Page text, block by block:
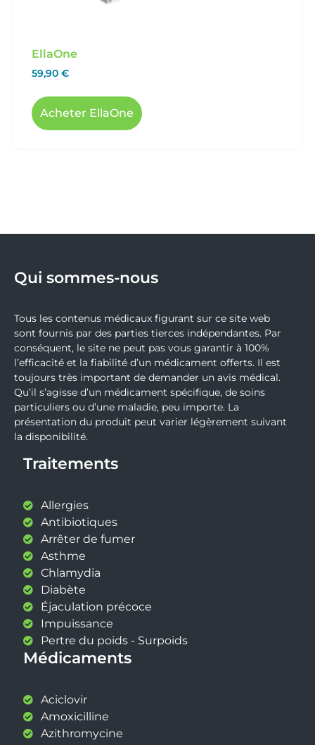
EllaOne
59,90 €
Acheter EllaOne
Qui sommes-nous
Tous les contenus médicaux figurant sur ce site web
sont fournis par des parties tierces indépendantes. Par
conséquent, le site ne peut pas vous garantir à 100%
l’efficacité et la fiabilité d’un médicament offerts. Il est
toujours très important de demander un avis médical.
Qu’il s’agisse d’un médicament spécifique, de soins
particuliers ou d’une maladie, peu importe. La
présentation du produit peut varier légèrement suivant
la disponibilité.
Traitements
Allergies
Antibiotiques
Arrêter de fumer
Asthme
Chlamydia
Diabète
Éjaculation précoce
Impuissance
Pertre du poids - Surpoids
Médicaments
Aciclovir
Amoxicilline
Azithromycine